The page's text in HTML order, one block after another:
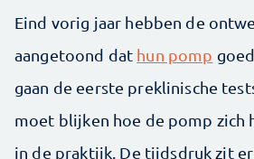
Eind vorig jaar hebben de
aangetoond dat hun pomp
gaan de eerste preklinische
moet blijken hoe de pomp zich
in de praktijk. De tijdsdruk zit